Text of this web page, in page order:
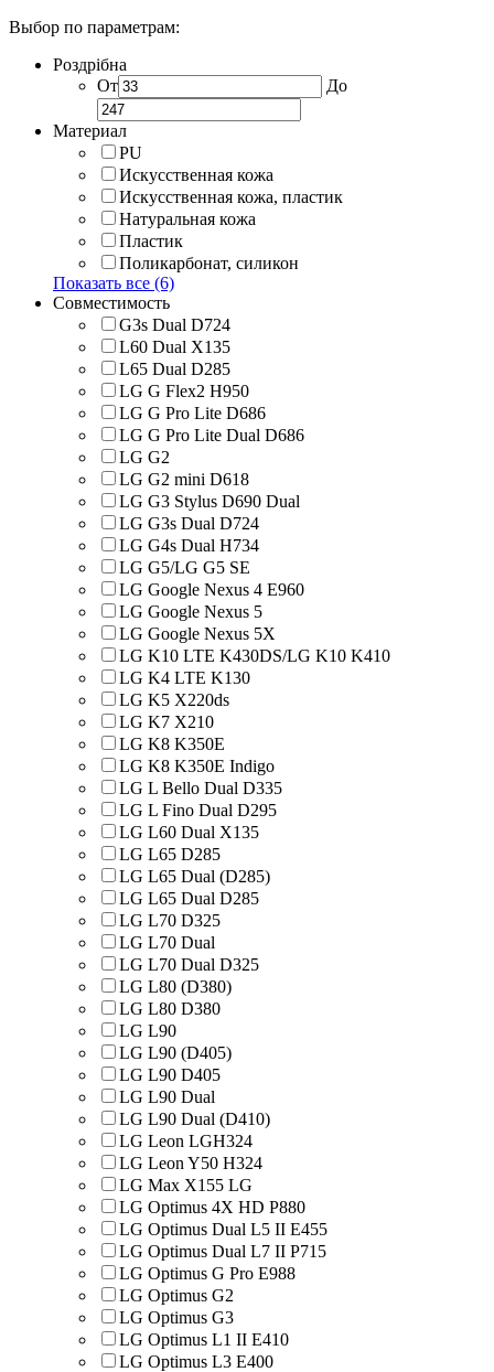
Выбор по параметрам:
Роздрібна
От
До
Материал
PU
Искусственная кожа
Искусственная кожа, пластик
Натуральная кожа
Пластик
Поликарбонат, силикон
Показать все (6)
Совместимость
G3s Dual D724
L60 Dual X135
L65 Dual D285
LG G Flex2 H950
LG G Pro Lite D686
LG G Pro Lite Dual D686
LG G2
LG G2 mini D618
LG G3 Stylus D690 Dual
LG G3s Dual D724
LG G4s Dual H734
LG G5/LG G5 SE
LG Google Nexus 4 E960
LG Google Nexus 5
LG Google Nexus 5X
LG K10 LTE K430DS/LG K10 K410
LG K4 LTE K130
LG K5 X220ds
LG K7 X210
LG K8 K350E
LG K8 K350E Indigo
LG L Bello Dual D335
LG L Fino Dual D295
LG L60 Dual X135
LG L65 D285
LG L65 Dual (D285)
LG L65 Dual D285
LG L70 D325
LG L70 Dual
LG L70 Dual D325
LG L80 (D380)
LG L80 D380
LG L90
LG L90 (D405)
LG L90 D405
LG L90 Dual
LG L90 Dual (D410)
LG Leon LGH324
LG Leon Y50 H324
LG Max X155 LG
LG Optimus 4X HD P880
LG Optimus Dual L5 II E455
LG Optimus Dual L7 II P715
LG Optimus G Pro E988
LG Optimus G2
LG Optimus G3
LG Optimus L1 II E410
LG Optimus L3 E400